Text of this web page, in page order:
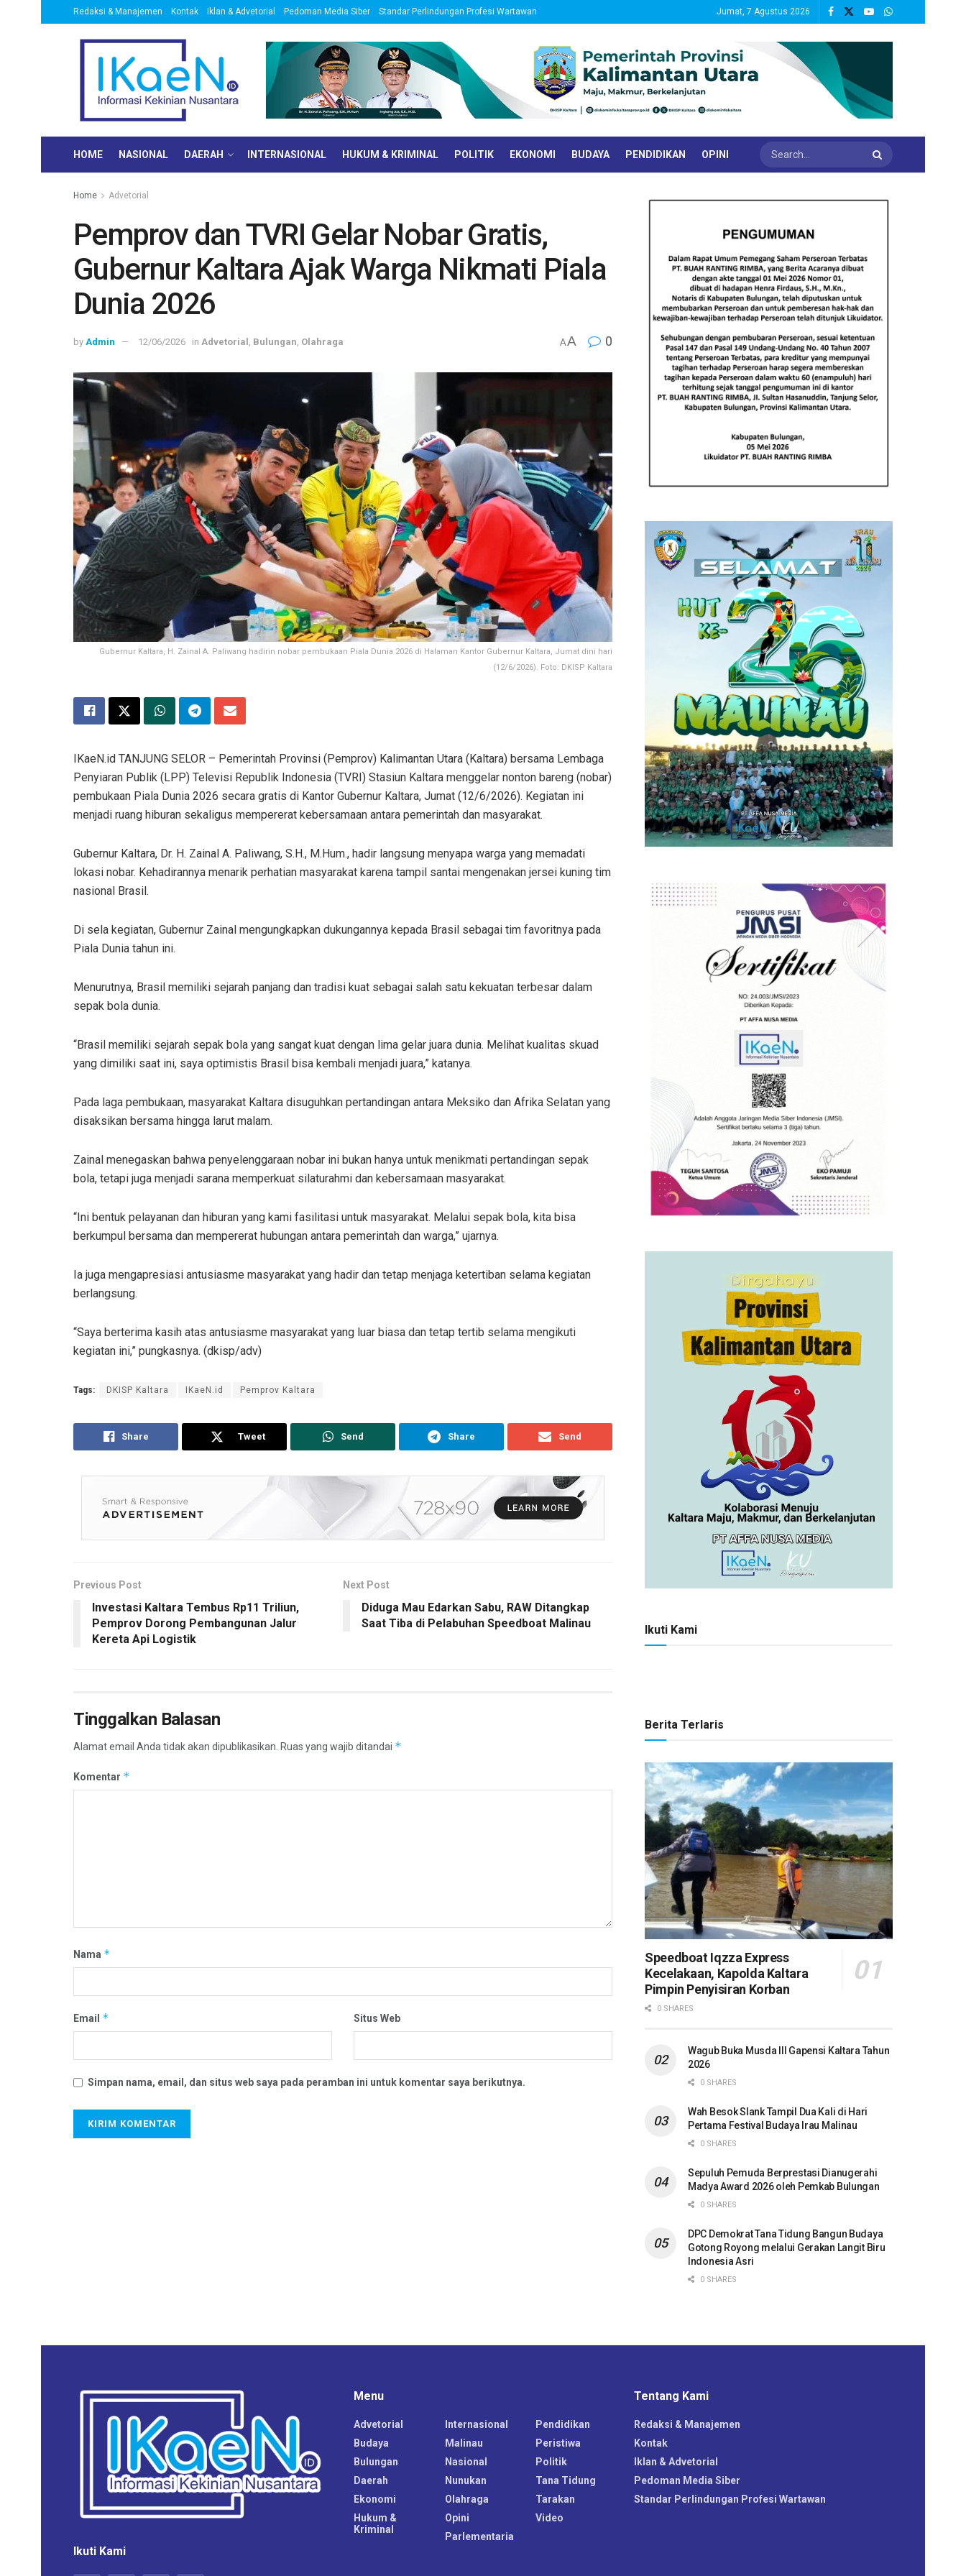
Redaksi & Manajemen Kontak Iklan & Advetorial Pedoman Media Siber Standar Perlindungan Profesi Wartawan Jumat, 7 Agustus 2026
HOME NASIONAL DAERAH INTERNASIONAL HUKUM & KRIMINAL POLITIK EKONOMI BUDAYA PENDIDIKAN OPINI
Home Advetorial
Pemprov dan TVRI Gelar Nobar Gratis,
Gubernur Kaltara Ajak Warga Nikmati Piala
Dunia 2026
by Admin 12/06/2026 in Advetorial Bulungan Olahraga AA 0
Gubernur Kaltara, H. Zainal A. Paliwang hadirin nobar pembukaan Piala Dunia 2026 di Halaman Kantor Gubernur Kaltara, Jumat dini hari
(12/6/2026). Foto: DKISP Kaltara
IKaeN.id TANJUNG SELOR – Pemerintah Provinsi (Pemprov) Kalimantan Utara (Kaltara) bersama Lembaga
Penyiaran Publik (LPP) Televisi Republik Indonesia (TVRI) Stasiun Kaltara menggelar nonton bareng (nobar)
pembukaan Piala Dunia 2026 secara gratis di Kantor Gubernur Kaltara, Jumat (12/6/2026). Kegiatan ini
menjadi ruang hiburan sekaligus mempererat kebersamaan antara pemerintah dan masyarakat.
Gubernur Kaltara, Dr. H. Zainal A. Paliwang, S.H., M.Hum., hadir langsung menyapa warga yang memadati
lokasi nobar. Kehadirannya menarik perhatian masyarakat karena tampil santai mengenakan jersei kuning tim
nasional Brasil.
Di sela kegiatan, Gubernur Zainal mengungkapkan dukungannya kepada Brasil sebagai tim favoritnya pada
Piala Dunia tahun ini.
Menurutnya, Brasil memiliki sejarah panjang dan tradisi kuat sebagai salah satu kekuatan terbesar dalam
sepak bola dunia.
“Brasil memiliki sejarah sepak bola yang sangat kuat dengan lima gelar juara dunia. Melihat kualitas skuad
yang dimiliki saat ini, saya optimistis Brasil bisa kembali menjadi juara,” katanya.
Pada laga pembukaan, masyarakat Kaltara disuguhkan pertandingan antara Meksiko dan Afrika Selatan yang
disaksikan bersama hingga larut malam.
Zainal menegaskan bahwa penyelenggaraan nobar ini bukan hanya untuk menikmati pertandingan sepak
bola, tetapi juga menjadi sarana memperkuat silaturahmi dan kebersamaan masyarakat.
“Ini bentuk pelayanan dan hiburan yang kami fasilitasi untuk masyarakat. Melalui sepak bola, kita bisa
berkumpul bersama dan mempererat hubungan antara pemerintah dan warga,” ujarnya.
Ia juga mengapresiasi antusiasme masyarakat yang hadir dan tetap menjaga ketertiban selama kegiatan
berlangsung.
“Saya berterima kasih atas antusiasme masyarakat yang luar biasa dan tetap tertib selama mengikuti
kegiatan ini,” pungkasnya. (dkisp/adv)
Tags: DKISP Kaltara IKaeN.id Pemprov Kaltara
Share Tweet Send Share Send
Previous Post
Investasi Kaltara Tembus Rp11 Triliun,
Pemprov Dorong Pembangunan Jalur
Kereta Api Logistik
Next Post
Diduga Mau Edarkan Sabu, RAW Ditangkap
Saat Tiba di Pelabuhan Speedboat Malinau
Tinggalkan Balasan
Alamat email Anda tidak akan dipublikasikan. Ruas yang wajib ditandai *
Komentar *
Nama *
Email * Situs Web
Simpan nama, email, dan situs web saya pada peramban ini untuk komentar saya berikutnya.
Ikuti Kami
Berita Terlaris
Speedboat Iqzza Express
Kecelakaan, Kapolda Kaltara
Pimpin Penyisiran Korban
0 SHARES
Wagub Buka Musda III Gapensi Kaltara Tahun
2026
0 SHARES
Wah Besok Slank Tampil Dua Kali di Hari
Pertama Festival Budaya Irau Malinau
0 SHARES
Sepuluh Pemuda Berprestasi Dianugerahi
Madya Award 2026 oleh Pemkab Bulungan
0 SHARES
DPC Demokrat Tana Tidung Bangun Budaya
Gotong Royong melalui Gerakan Langit Biru
Indonesia Asri
0 SHARES
Ikuti Kami
Menu
Advetorial
Budaya
Bulungan
Daerah
Ekonomi
Hukum &
Kriminal
Internasional
Malinau
Nasional
Nunukan
Olahraga
Opini
Parlementaria
Pendidikan
Peristiwa
Politik
Tana Tidung
Tarakan
Video
Tentang Kami
Redaksi & Manajemen
Kontak
Iklan & Advetorial
Pedoman Media Siber
Standar Perlindungan Profesi Wartawan